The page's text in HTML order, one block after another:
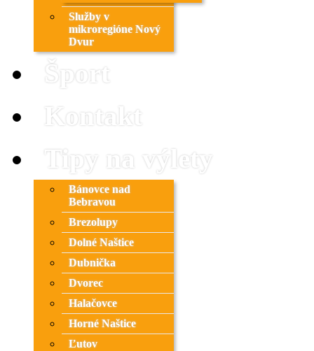
Služby v
mikroregióne Nový
Dvur
Šport
Kontakt
Tipy na výlety
Bánovce nad
Bebravou
Brezolupy
Dolné Naštice
Dubnička
Dvorec
Halačovce
Horné Naštice
Ľutov